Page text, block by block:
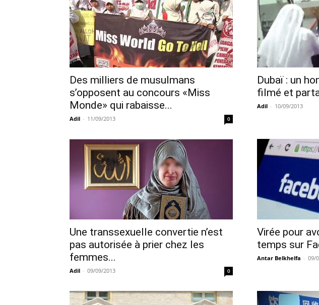
Des milliers de musulmans
s’opposent au concours «Miss
Monde» qui rabaisse...
Adil - 11/09/2013 0
Dubaï : un
filmé et
Adil - 10/09/2013
Une transsexuelle convertie n’est
pas autorisée à prier chez les
femmes...
Adil - 09/09/2013 0
Virée pour
temps sur
Antar Belkhelfa - 09/